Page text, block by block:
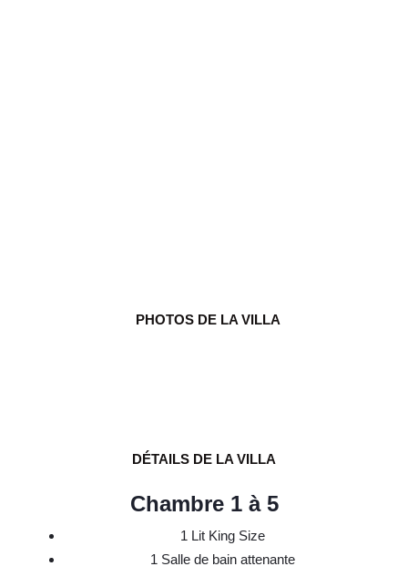
PHOTOS DE LA VILLA
DÉTAILS DE LA VILLA
Chambre 1 à 5
1 Lit King Size
1 Salle de bain attenante